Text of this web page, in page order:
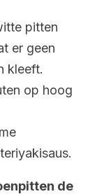
pitten
er geen
kleeft.
op hoog
de